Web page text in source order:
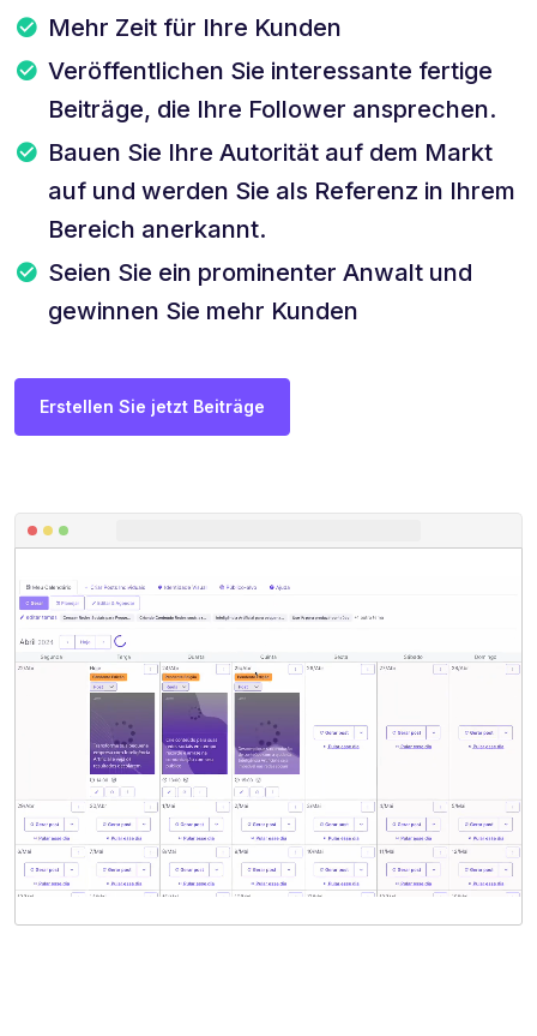
Mehr Zeit für Ihre Kunden
Veröffentlichen Sie interessante fertige
Beiträge, die Ihre Follower ansprechen.
Bauen Sie Ihre Autorität auf dem Markt
auf und werden Sie als Referenz in Ihrem
Bereich anerkannt.
Seien Sie ein prominenter Anwalt und
gewinnen Sie mehr Kunden
Erstellen Sie jetzt Beiträge